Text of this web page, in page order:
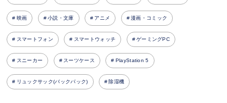
映画 小説・文庫 アニメ 漫画・コミック
スマートフォン スマートウォッチ ゲーミングPC
スニーカー スーツケース PlayStation 5
リュックサック(バックパック) 除湿機